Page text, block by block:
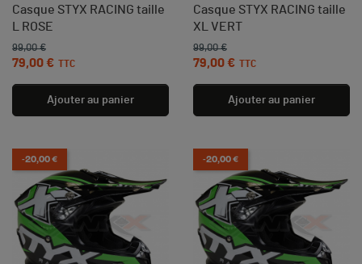
Casque STYX RACING taille
L ROSE
Prix de base
99,00 €
Prix
79,00 €
TTC
Ajouter au panier
Casque STYX RACING taille
XL VERT
Prix de base
99,00 €
Prix
79,00 €
TTC
Ajouter au panier
-20,00 € -20,00 €